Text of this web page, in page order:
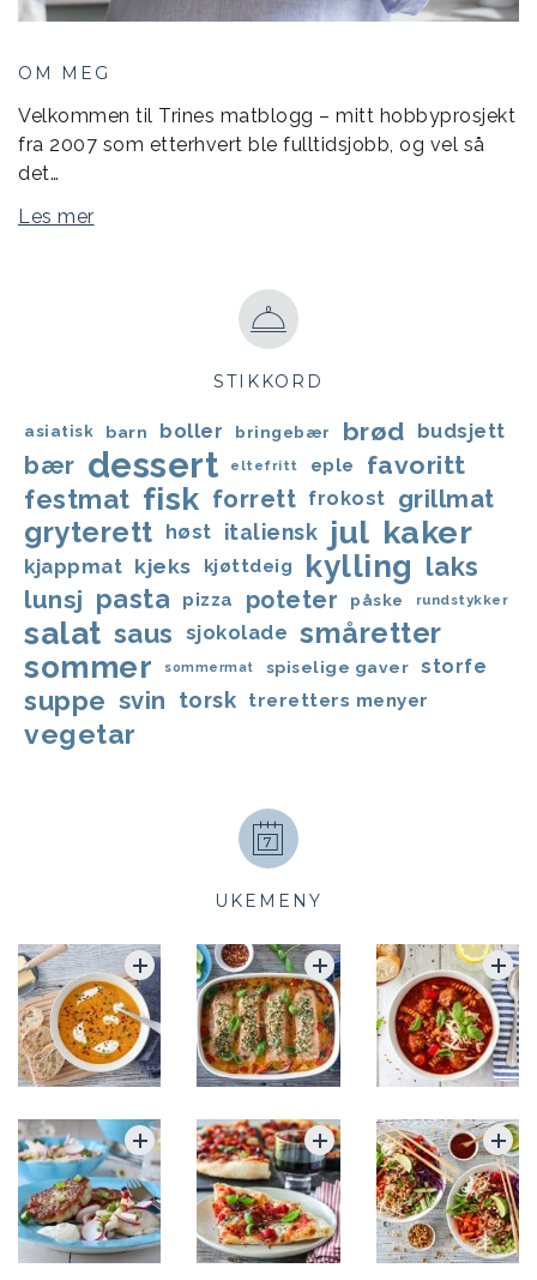
OM MEG
Velkommen til Trines matblogg – mitt hobbyprosjekt
fra 2007 som etterhvert ble fulltidsjobb, og vel så
det…
Les mer
STIKKORD
asiatisk barn boller bringebær brød budsjett
bær dessert eltefritt eple favoritt
festmat fisk forrett frokost grillmat
gryterett høst italiensk jul kaker
kjappmat kjeks kjøttdeig kylling laks
lunsj pasta pizza poteter påske rundstykker
salat saus sjokolade småretter
sommer sommermat spiselige gaver storfe
suppe svin torsk treretters menyer
vegetar
UKEMENY